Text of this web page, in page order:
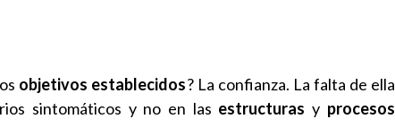
objetivos establecidos? La confianza. La falta de ella
sintomáticos y no en las estructurasy procesos